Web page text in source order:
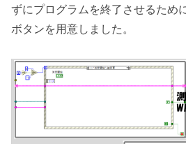
ずにプログラムを終了させるため
ボタンを用意しました。